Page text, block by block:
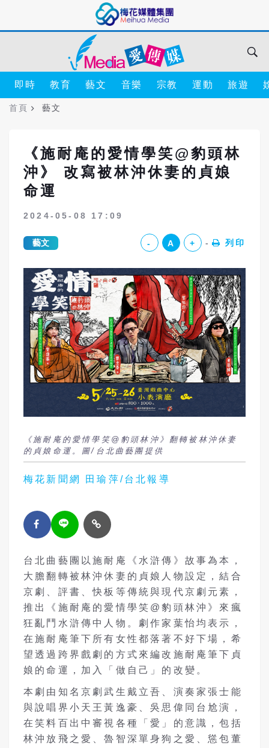
即時 教育 藝文 音樂 宗教 運動 旅遊
首頁 藝文
《施耐庵的愛情學笑@豹頭林
沖》 改寫被林沖休妻的貞娘
命運
2024-05-08 17:09
藝文 - A + 列印
《施耐庵的愛情學笑@豹頭林沖》翻轉被林沖休妻
的貞娘命運。圖/台北曲藝團提供
梅花新聞網 田瑜萍/台北報導
台北曲藝團以施耐庵《水滸傳》故事為本，
大膽翻轉被林沖休妻的貞娘人物設定，結合
京劇、評書、快板等傳統與現代京劇元素，
推出《施耐庵的愛情學笑@豹頭林沖》來瘋
狂亂鬥水滸傳中人物。劇作家葉怡均表示，
在施耐庵筆下所有女性都落著不好下場，希
望透過跨界戲劇的方式來編改施耐庵筆下貞
娘的命運，加入「做自己」的改變。
本劇由知名京劇武生戴立吾、演奏家張士能
與說唱界小天王黃逸豪、吳思偉同台尬演，
在笑料百出中審視各種「愛」的意識，包括
林沖放飛之愛、魯智深單身狗之愛、慫包董